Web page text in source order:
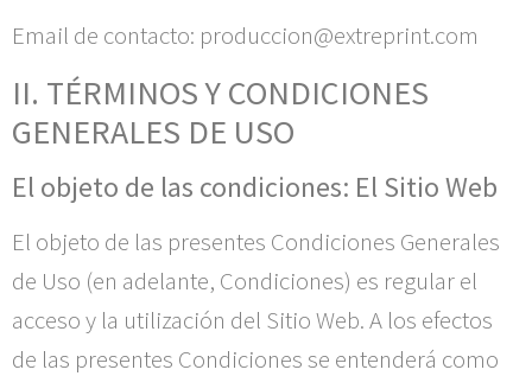
Email de contacto: produccion@extreprint.com
II. TÉRMINOS Y CONDICIONES
GENERALES DE USO
El objeto de las condiciones: El Sitio Web
El objeto de las presentes Condiciones Generales
de Uso (en adelante, Condiciones) es regular el
acceso y la utilización del Sitio Web. A los efectos
de las presentes Condiciones se entenderá como